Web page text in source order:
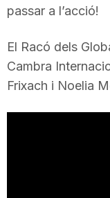
passar a l’acció!
El Racó dels
Cambra
Frixach i Noelia